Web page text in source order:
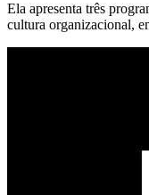
Ela apresenta três
cultura organizacional,